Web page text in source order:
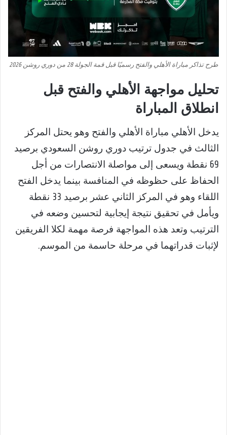
طرح تذاكر مباراة الأهلي والفتح رسميًا قبل قمة الجولة 28 من دوري روشن 2026
تحليل مواجهة الأهلي والفتح قبل
انطلاق المباراة
يدخل الأهلي مباراة الأهلي والفتح وهو يحتل المركز
الثالث في جدول ترتيب دوري روشن السعودي برصيد
69 نقطة ويسعى إلى مواصلة الانتصارات من أجل
الحفاظ على حظوظه في المنافسة بينما يدخل الفتح
اللقاء وهو في المركز الثاني عشر برصيد 33 نقطة
ويأمل في تحقيق نتيجة إيجابية لتحسين وضعه في
الترتيب وتعد هذه المواجهة فرصة مهمة لكلا الفريقين
لإثبات قدراتهما في مرحلة حاسمة من الموسم.